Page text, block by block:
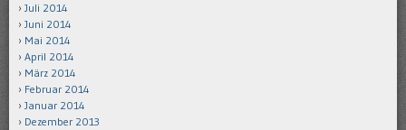
Juli 2014
Juni 2014
Mai 2014
April 2014
März 2014
Februar 2014
Januar 2014
Dezember 2013